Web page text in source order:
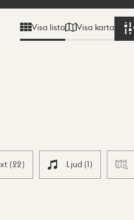
Visa lista Visa karta
(22) Ljud (1)